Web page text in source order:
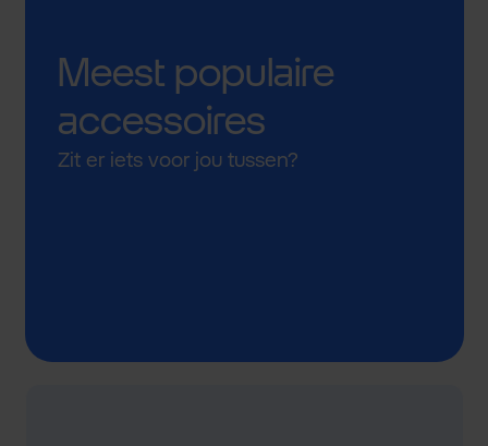
Meest populaire
accessoires
Zit er iets voor jou tussen?